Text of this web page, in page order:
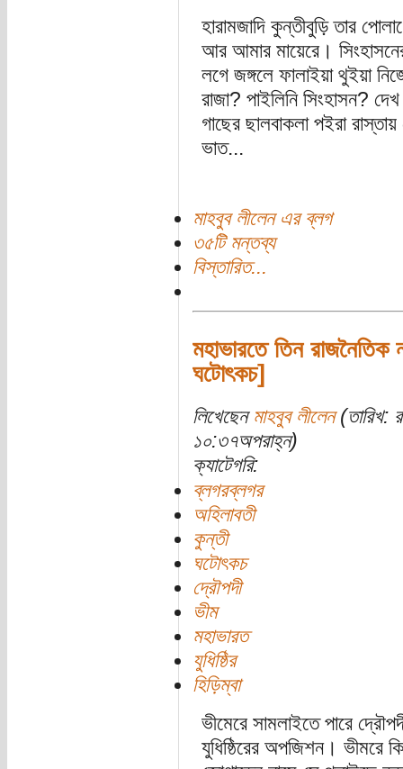
হারামজাদি কুন্তীবুড়ি তার
আর আমার মায়েরে।
লগে জঙ্গলে ফালাইয়া থুইয়া
রাজা? পাইলিনি সিংহাসন?
গাছের ছালবাকলা পইরা
ভাত...
মাহবুব লীলেন এর ব্লগ
৩৫টি মন্তব্য
বিস্তারিত...
মহাভারতে তিন
ঘটোৎকচ]
লিখেছেন মাহবুব লীলেন(তারিখ:
১০:৩৭অপরাহ্ন)
ক্যাটেগরি:
ব্লগরব্লগর
অহিলাবতী
কুন্তী
ঘটোৎকচ
দ্রৌপদী
ভীম
মহাভারত
যুধিষ্ঠির
হিড়িম্বা
ভীমেরে সামলাইতে পারে
যুধিষ্ঠিরের অপজিশন। ভীমরে